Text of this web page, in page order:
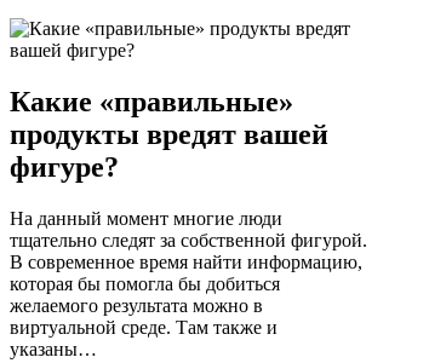
Какие «правильные»
продукты вредят вашей
фигуре?
На данный момент многие люди
тщательно следят за собственной фигурой.
В современное время найти информацию,
которая бы помогла бы добиться
желаемого результата можно в
виртуальной среде. Там также и
указаны…